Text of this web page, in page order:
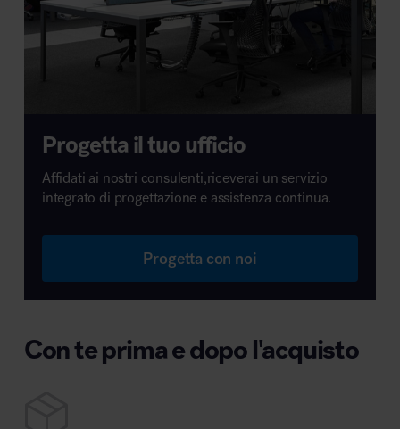
Progetta il tuo ufficio
Affidati ai nostri consulenti,riceverai un servizio
integrato di progettazione e assistenza continua.
Progetta con noi
Con te prima e dopo l'acquisto